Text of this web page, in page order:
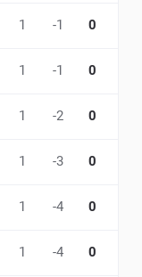
1 -1 0
1 -1 0
1 -2 0
1 -3 0
1 -4 0
1 -4 0